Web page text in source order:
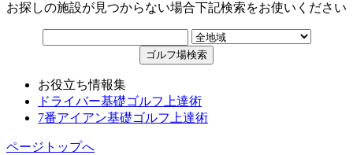
お探しの施設が見つからない場合下記検索をお使いください
お役立ち情報集
ドライバー基礎ゴルフ上達術
7番アイアン基礎ゴルフ上達術
ページトップへ